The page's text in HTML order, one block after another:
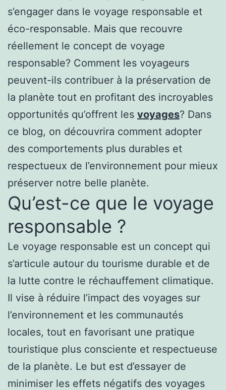
s’engager dans le voyage responsable et
éco-responsable. Mais que recouvre
réellement le concept de voyage
responsable? Comment les voyageurs
peuvent-ils contribuer à la préservation de
la planète tout en profitant des incroyables
opportunités qu’offrent les voyages? Dans
ce blog, on découvrira comment adopter
des comportements plus durables et
respectueux de l’environnement pour mieux
préserver notre belle planète.
Qu’est-ce que le voyage
responsable ?
Le voyage responsable est un concept qui
s’articule autour du tourisme durable et de
la lutte contre le réchauffement climatique.
Il vise à réduire l’impact des voyages sur
l’environnement et les communautés
locales, tout en favorisant une pratique
touristique plus consciente et respectueuse
de la planète. Le but est d’essayer de
minimiser les effets négatifs des voyages